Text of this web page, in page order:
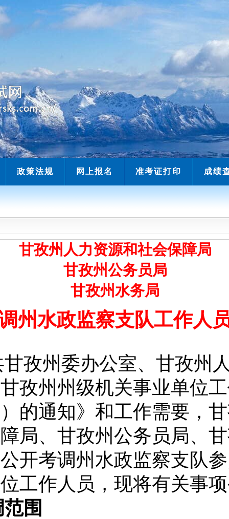
政策法规 网上报名 准考证打印 成绩
当前时间：
甘孜州人力资源和社会保障局
甘孜州公务员局
甘孜州水务局
州水政监察支队工作人
孜州委办公室、甘孜州
孜州州级机关事业单位
的通知》和工作需要，
局、甘孜州公务员局、
开考调州 水政监察支队
工作人员 ，现将有关事
围